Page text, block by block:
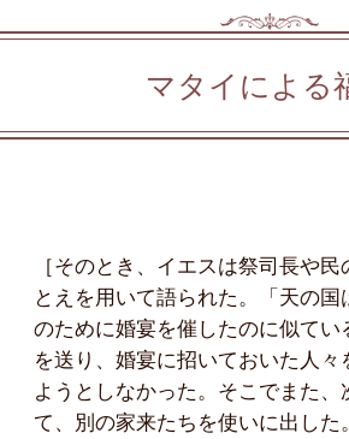
マタイによる
［そのとき、イエスは祭司長や
とえを用いて語られた。「天の国
のために婚宴を催したのに似てい
を送り、婚宴に招いておいた人々
ようとしなかった。そこでまた、
て、別の家来たちを使いに出した